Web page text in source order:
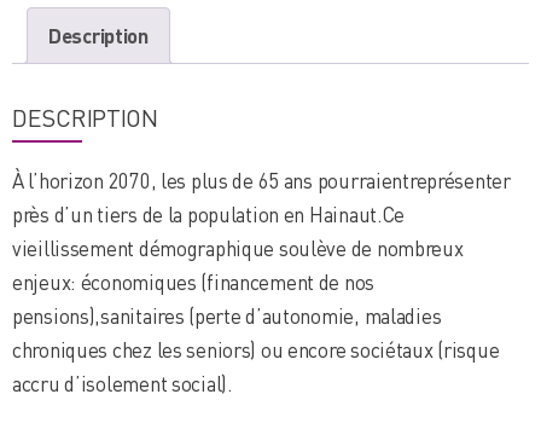
face
aux
enjeux
du
vieillissement
Description
DESCRIPTION
À l’horizon 2070, les plus de 65 ans pourraientreprésenter
près d’un tiers de la population en Hainaut.Ce
vieillissement démographique soulève de nombreux
enjeux: économiques (financement de nos
pensions),sanitaires (perte d’autonomie, maladies
chroniques chez les seniors) ou encore sociétaux (risque
accru d’isolement social).